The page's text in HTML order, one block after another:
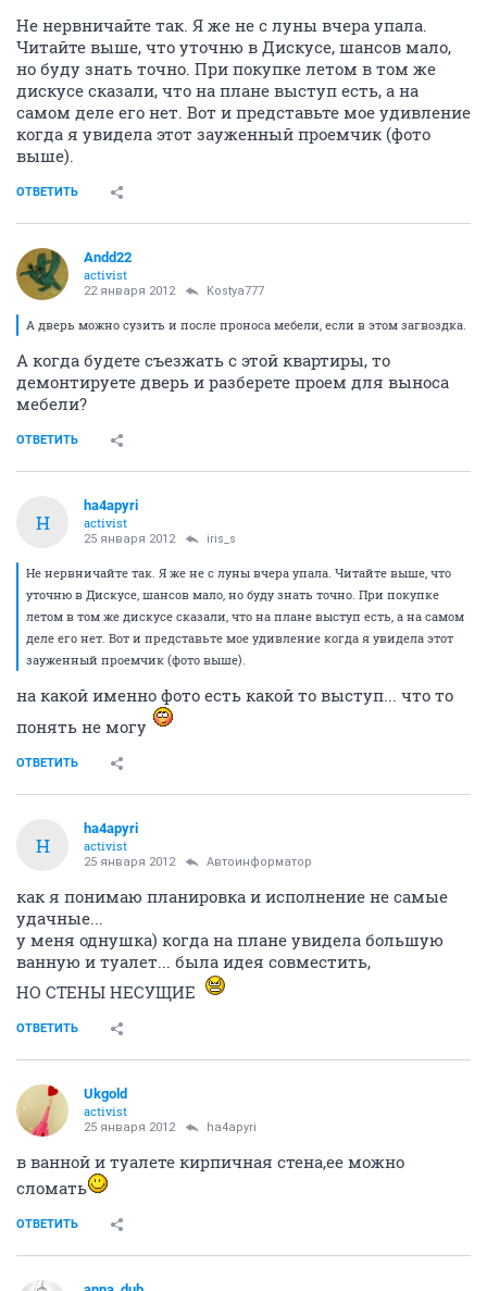
Не нервничайте так. Я же не с луны вчера упала.
Читайте выше, что уточню в Дискусе, шансов мало,
но буду знать точно. При покупке летом в том же
дискусе сказали, что на плане выступ есть, а на
самом деле его нет. Вот и представьте мое удивление
когда я увидела этот зауженный проемчик (фото
выше).
ОТВЕТИТЬ
Andd22
activist
22 января 2012 Kostya777
А дверь можно сузить и после проноса мебели, если в этом загвоздка.
А когда будете съезжать с этой квартиры, то
демонтируете дверь и разберете проем для выноса
мебели?
ОТВЕТИТЬ
H
ha4apyri
activist
25 января 2012 iris_s
Не нервничайте так. Я же не с луны вчера упала. Читайте выше, что
уточню в Дискусе, шансов мало, но буду знать точно. При покупке
летом в том же дискусе сказали, что на плане выступ есть, а на самом
деле его нет. Вот и представьте мое удивление когда я увидела этот
зауженный проемчик (фото выше).
на какой именно фото есть какой то выступ... что то
понять не могу
ОТВЕТИТЬ
H
ha4apyri
activist
25 января 2012 Автоинформатор
как я понимаю планировка и исполнение не самые
удачные...
у меня однушка) когда на плане увидела большую
ванную и туалет... была идея совместить,
НО СТЕНЫ НЕСУЩИЕ
ОТВЕТИТЬ
Ukgold
activist
25 января 2012 ha4apyri
в ванной и туалете кирпичная стена,ее можно
сломать
ОТВЕТИТЬ